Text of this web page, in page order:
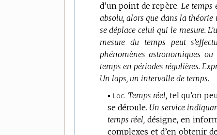
d’un point de repère. Le temps
absolu, alors que dans la théorie
se déplace celui qui le mesure.
mesure du temps peut
phénomènes astronomiques ou
temps en périodes régulières.
Un laps, un intervalle de temps.
▪ Loc. Temps réel, tel qu’on
se déroule. Un service
temps réel, désigne, en
complexes et d’en obtenir